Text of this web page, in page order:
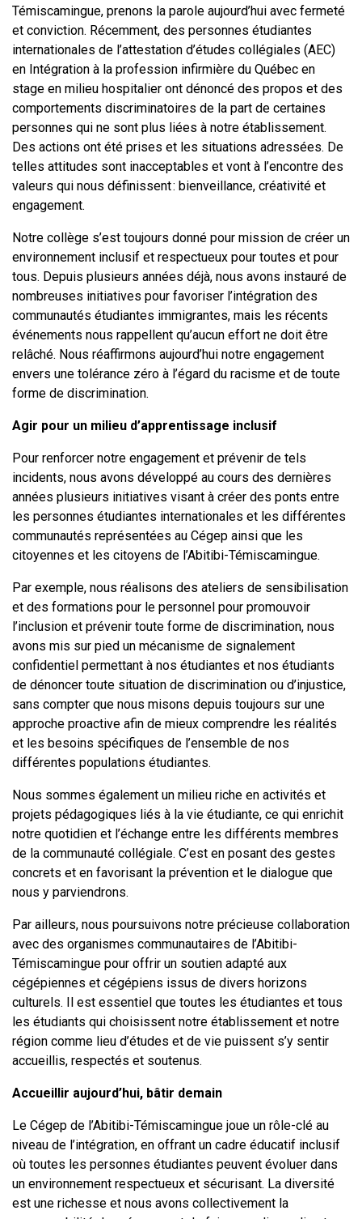
Témiscamingue, prenons la parole aujourd’hui avec fermeté
et conviction. Récemment, des personnes étudiantes
internationales de l’attestation d’études collégiales (AEC)
en Intégration à la profession infirmière du Québec en
stage en milieu hospitalier ont dénoncé des propos et des
comportements discriminatoires de la part de certaines
personnes qui ne sont plus liées à notre établissement.
Des actions ont été prises et les situations adressées. De
telles attitudes sont inacceptables et vont à l’encontre des
valeurs qui nous définissent : bienveillance, créativité et
engagement.
Notre collège s’est toujours donné pour mission de créer un
environnement inclusif et respectueux pour toutes et pour
tous. Depuis plusieurs années déjà, nous avons instauré de
nombreuses initiatives pour favoriser l’intégration des
communautés étudiantes immigrantes, mais les récents
événements nous rappellent qu’aucun effort ne doit être
relâché. Nous réaffirmons aujourd’hui notre engagement
envers une tolérance zéro à l’égard du racisme et de toute
forme de discrimination.
Agir pour un milieu d’apprentissage inclusif
Pour renforcer notre engagement et prévenir de tels
incidents, nous avons développé au cours des dernières
années plusieurs initiatives visant à créer des ponts entre
les personnes étudiantes internationales et les différentes
communautés représentées au Cégep ainsi que les
citoyennes et les citoyens de l’Abitibi-Témiscamingue.
Par exemple, nous réalisons des ateliers de sensibilisation
et des formations pour le personnel pour promouvoir
l’inclusion et prévenir toute forme de discrimination, nous
avons mis sur pied un mécanisme de signalement
confidentiel permettant à nos étudiantes et nos étudiants
de dénoncer toute situation de discrimination ou d’injustice,
sans compter que nous misons depuis toujours sur une
approche proactive afin de mieux comprendre les réalités
et les besoins spécifiques de l’ensemble de nos
différentes populations étudiantes.
Nous sommes également un milieu riche en activités et
projets pédagogiques liés à la vie étudiante, ce qui enrichit
notre quotidien et l’échange entre les différents membres
de la communauté collégiale. C’est en posant des gestes
concrets et en favorisant la prévention et le dialogue que
nous y parviendrons.
Par ailleurs, nous poursuivons notre précieuse collaboration
avec des organismes communautaires de l’Abitibi-
Témiscamingue pour offrir un soutien adapté aux
cégépiennes et cégépiens issus de divers horizons
culturels. Il est essentiel que toutes les étudiantes et tous
les étudiants qui choisissent notre établissement et notre
région comme lieu d’études et de vie puissent s’y sentir
accueillis, respectés et soutenus.
Accueillir aujourd’hui, bâtir demain
Le Cégep de l’Abitibi-Témiscamingue joue un rôle-clé au
niveau de l’intégration, en offrant un cadre éducatif inclusif
où toutes les personnes étudiantes peuvent évoluer dans
un environnement respectueux et sécurisant. La diversité
est une richesse et nous avons collectivement la